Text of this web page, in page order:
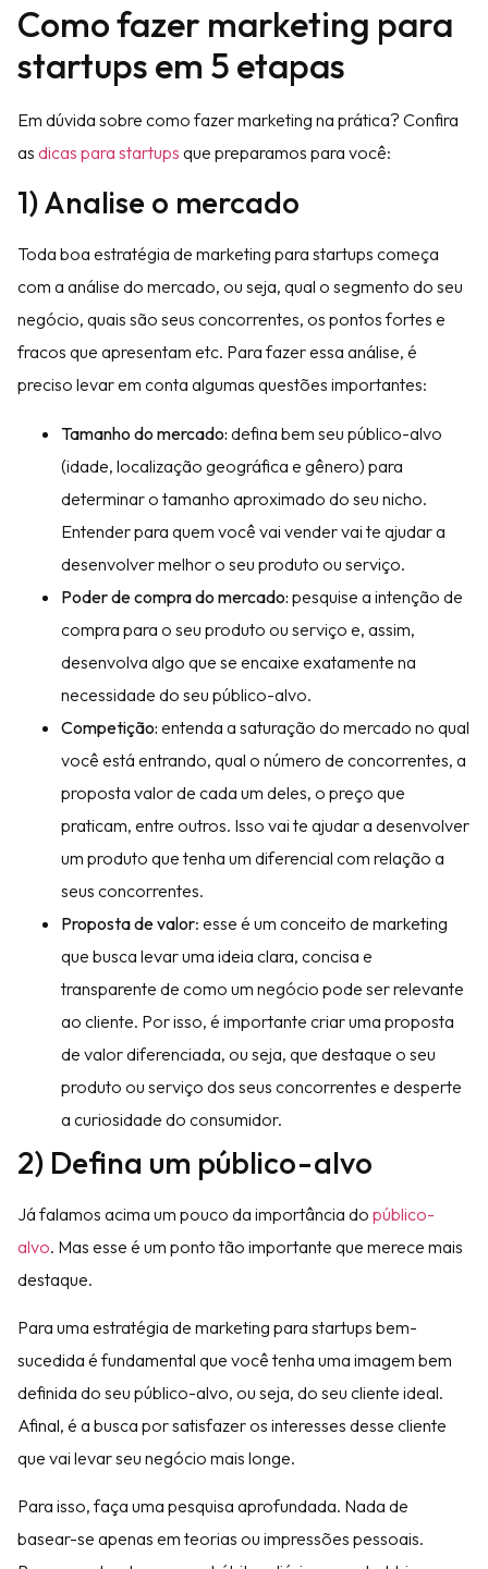
Como fazer marketing para
startups em 5 etapas
Em dúvida sobre como fazer marketing na prática? Confira
as dicas para startups que preparamos para você:
1) Analise o mercado
Toda boa estratégia de marketing para startups começa
com a análise do mercado, ou seja, qual o segmento do seu
negócio, quais são seus concorrentes, os pontos fortes e
fracos que apresentam etc. Para fazer essa análise, é
preciso levar em conta algumas questões importantes:
Tamanho do mercado: defina bem seu público-alvo
(idade, localização geográfica e gênero) para
determinar o tamanho aproximado do seu nicho.
Entender para quem você vai vender vai te ajudar a
desenvolver melhor o seu produto ou serviço.
Poder de compra do mercado: pesquise a intenção de
compra para o seu produto ou serviço e, assim,
desenvolva algo que se encaixe exatamente na
necessidade do seu público-alvo.
Competição: entenda a saturação do mercado no qual
você está entrando, qual o número de concorrentes, a
proposta valor de cada um deles, o preço que
praticam, entre outros. Isso vai te ajudar a desenvolver
um produto que tenha um diferencial com relação a
seus concorrentes.
Proposta de valor: esse é um conceito de marketing
que busca levar uma ideia clara, concisa e
transparente de como um negócio pode ser relevante
ao cliente. Por isso, é importante criar uma proposta
de valor diferenciada, ou seja, que destaque o seu
produto ou serviço dos seus concorrentes e desperte
a curiosidade do consumidor.
2) Defina um público-alvo
Já falamos acima um pouco da importância do público-
alvo. Mas esse é um ponto tão importante que merece mais
destaque.
Para uma estratégia de marketing para startups bem-
sucedida é fundamental que você tenha uma imagem bem
definida do seu público-alvo, ou seja, do seu cliente ideal.
Afinal, é a busca por satisfazer os interesses desse cliente
que vai levar seu negócio mais longe.
Para isso, faça uma pesquisa aprofundada. Nada de
basear-se apenas em teorias ou impressões pessoais.